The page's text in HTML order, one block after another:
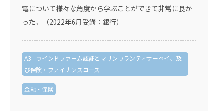
電について様々な角度から学ぶことができて非常に良か
った。（2022年6月受講：銀行）
A3 - ウインドファーム認証とマリンワランティサーベイ、及
び保険・ファイナンスコース
金融・保険